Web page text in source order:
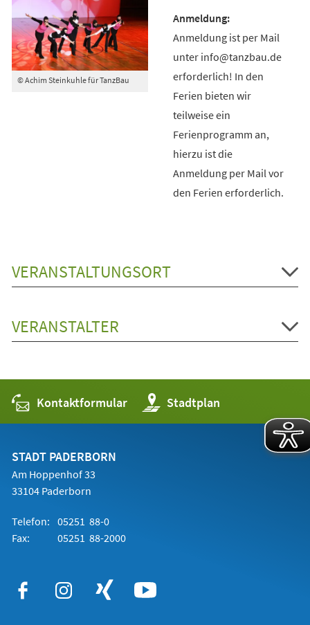
© Achim Steinkuhle für TanzBau
Anmeldung ist per Mail
unter info@tanzbau.de
erforderlich! In den
Ferien bieten wir
teilweise ein
Ferienprogramm an,
hierzu ist die
Anmeldung per Mail vor
den Ferien erforderlich.
VERANSTALTUNGSORT
VERANSTALTER
Kontaktformular Stadtplan
(Öffnet
in
einem
STADT PADERBORN
Am Hoppenhof 33
33104 Paderborn
Telefon: 05251 88-0
Fax:
05251 88-2000